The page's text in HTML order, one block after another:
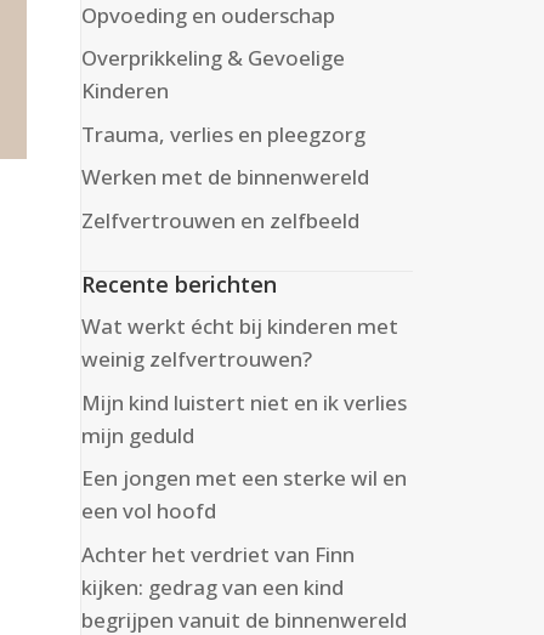
Opvoeding en ouderschap
Overprikkeling & Gevoelige
Kinderen
Trauma, verlies en pleegzorg
Werken met de binnenwereld
Zelfvertrouwen en zelfbeeld
Recente berichten
Wat werkt écht bij kinderen met
weinig zelfvertrouwen?
Mijn kind luistert niet en ik verlies
mijn geduld
Een jongen met een sterke wil en
een vol hoofd
Achter het verdriet van Finn
kijken: gedrag van een kind
begrijpen vanuit de binnenwereld